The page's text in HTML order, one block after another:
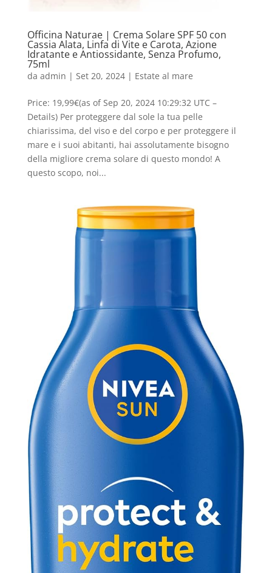
Officina Naturae | Crema Solare SPF 50 con
Cassia Alata, Linfa di Vite e Carota, Azione
Idratante e Antiossidante, Senza Profumo,
75ml
da admin | Set 20, 2024| Estate al mare
Price: 19,99€(as of Sep 20, 2024 10:29:32 UTC –
Details) Per proteggere dal sole la tua pelle
chiarissima, del viso e del corpo e per proteggere il
mare e i suoi abitanti, hai assolutamente bisogno
della migliore crema solare di questo mondo! A
questo scopo, noi...